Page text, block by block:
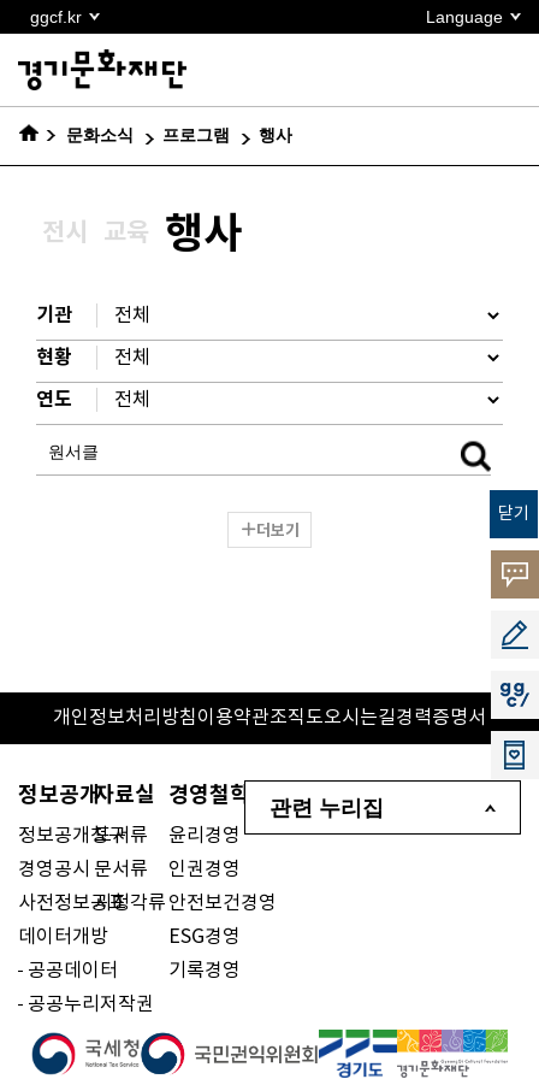
바로가기
ggcf.kr Language
닫기
고객의
소리
공모
지지
문화소식 프로그램 행사
전시 교육 행사
기관
현황
연도
더보기
개인정보처리방침이용약관조직도오시는길경력증명서
정보공개
정보공개청구
경영공시
사전정보공표
데이터개방
공공데이터
공공누리저작권
자료실
도서류
문서류
시청각류
경영철학
윤리경영
인권경영
안전보건경영
ESG경영
기록경영
관련 누리집